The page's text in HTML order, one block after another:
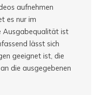
aufnehmen
es nur im
Ausgabequalität ist
lässt sich
geeignet ist, die
die ausgegebenen